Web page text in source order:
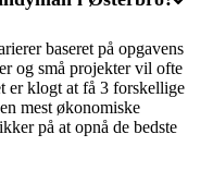
baseret på opgavens
og små projekter vil ofte
er klogt at få 3 forskellige
mest økonomiske
på at opnå de bedste